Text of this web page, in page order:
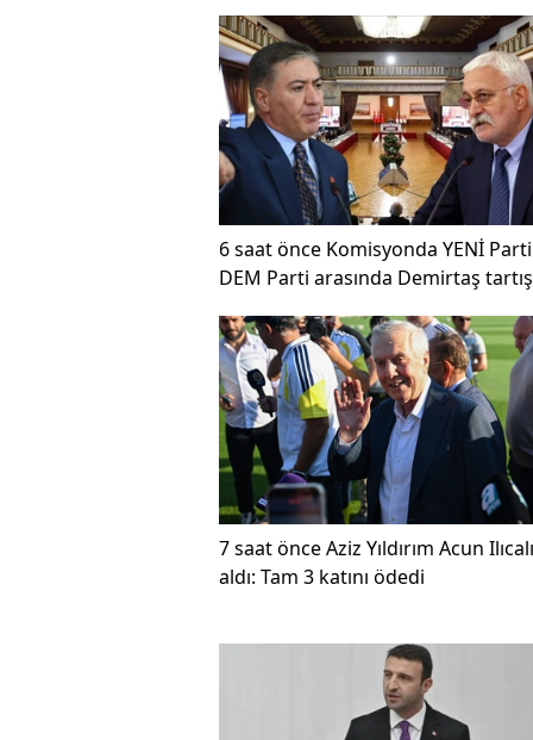
6 saat önce Komisyonda YENİ
DEM Parti arasında Demirtaş
7 saat önceAziz Yıldırım Acun
aldı: Tam 3 katını ödedi